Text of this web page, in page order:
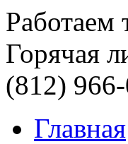
Работаем
Горячая
(812)
Главная